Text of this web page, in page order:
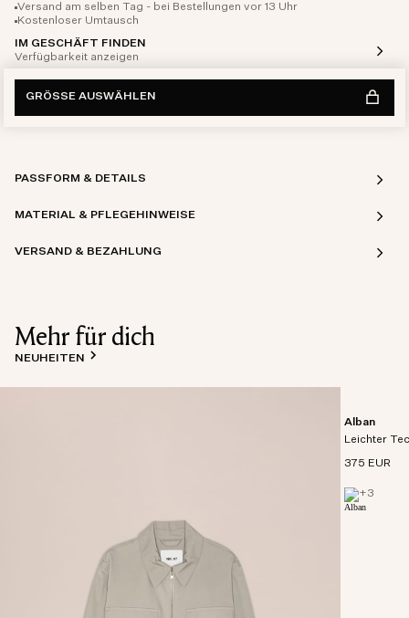
Versand am selben Tag - bei Bestellungen vor 13 Uhr
Kostenloser Umtausch
IM GESCHÄFT FINDEN
Verfügbarkeit anzeigen
GRÖSSE AUSWÄHLEN
PASSFORM & DETAILS
MATERIAL & PFLEGEHINWEISE
VERSAND & BEZAHLUNG
Mehr für dich
NEUHEITEN
Alban
Leichter
375 EUR
+3